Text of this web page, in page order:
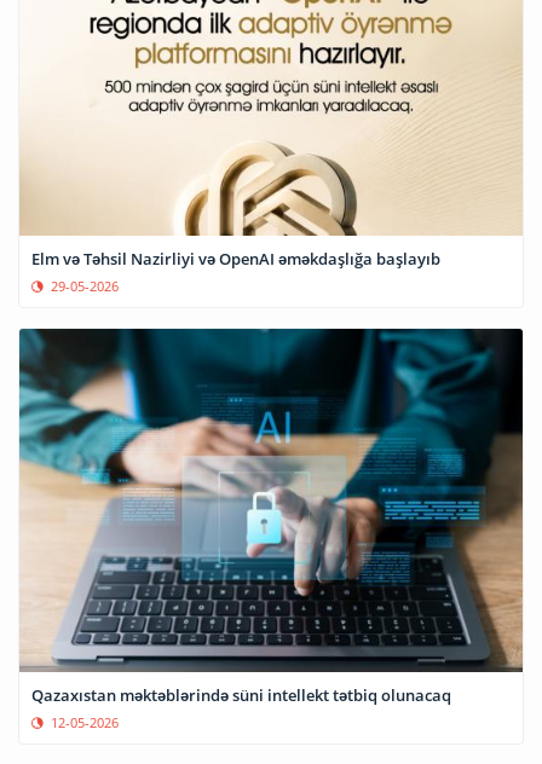
Elm və Təhsil Nazirliyi və OpenAI əməkdaşlığa başlayıb
29-05-2026
Qazaxıstan məktəblərində süni intellekt tətbiq olunacaq
12-05-2026